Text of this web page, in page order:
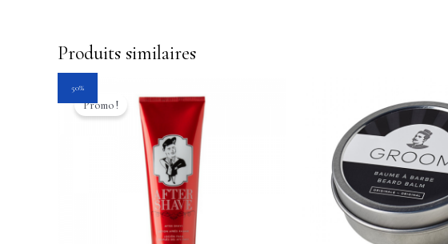
Produits similaires
50%
Promo !
initial actuel